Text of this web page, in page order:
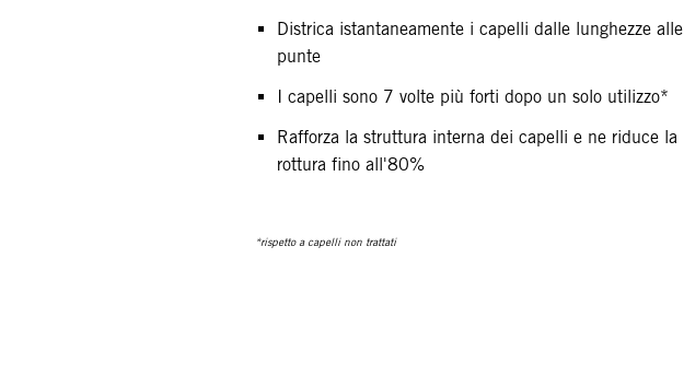
Districa istantaneamente i capelli dalle lunghezze alle
punte
I capelli sono 7 volte più forti dopo un solo utilizzo*
Rafforza la struttura interna dei capelli e ne riduce la
rottura fino all'80%
*rispetto a capelli non trattati